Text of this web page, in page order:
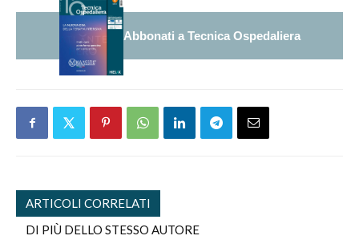
Abbonati a Tecnica Ospedaliera
ARTICOLI CORRELATI
DI PIÙ DELLO STESSO AUTORE